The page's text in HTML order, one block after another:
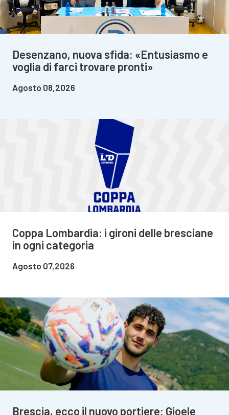
Desenzano, nuova sfida: «Entusiasmo e
voglia di farci trovare pronti»
Agosto 08,2026
Coppa Lombardia: i gironi delle bresciane
in ogni categoria
Agosto 07,2026
Brescia, ecco il nuovo portiere: Gioele